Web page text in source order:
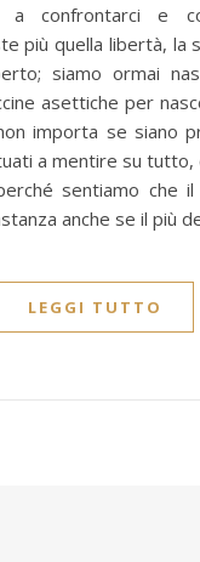
a confrontarci e
più quella libertà, la
siamo ormai
asettiche per
importa se siano
a mentire su tutto,
sentiamo che
anche se il più
LEGGI TUTTO